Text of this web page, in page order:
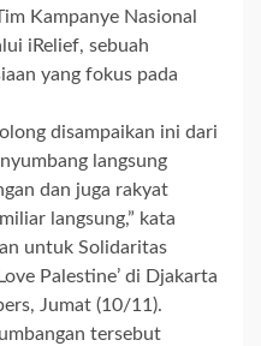
Kampanye Nasional
iRelief, sebuah
yang fokus pada
disampaikan ini dari
langsung
dan juga rakyat
langsung,” kata
untuk Solidaritas
Palestine’ di Djakarta
Jumat (10/11).
tersebut